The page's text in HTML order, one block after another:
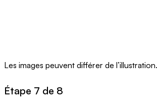
Les images peuvent différer de l’illustration.
Étape 7 de 8